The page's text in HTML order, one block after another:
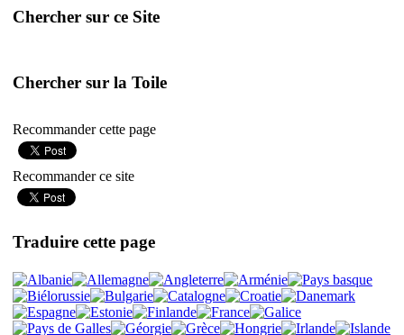
Chercher sur ce Site
Chercher sur la Toile
Recommander cette page
Recommander ce site
Traduire cette page